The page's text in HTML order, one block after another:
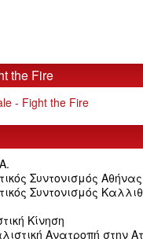
the Fire
Συντονισμός
Συντονισμός
Κίνηση
Ανατροπή στην